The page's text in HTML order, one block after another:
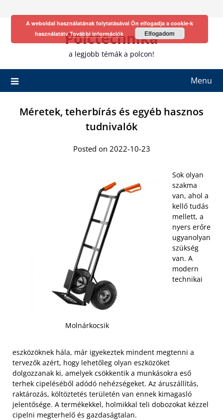
Polctechnika
a legjobb témák a polcon!
Menu
Méretek, teherbírás és egyéb hasznos
tudnivalók
Posted on 2022-10-23
Molnárkocsik
Sok olyan
szakma
van, ahol a
kellő tudás
mellett, a
nyers erőre
ugyanolyan
szükség
van. A
modern
technikai
eszközöknek hála, már igyekeztek mindent megtenni a
tervezők azért, hogy lehetőleg olyan eszközöket
dolgozzanak ki, amelyek csökkentik a munkásokra eső
terhek cipeléséből adódó nehézségeket. Az áruszállítás,
raktározás, költöztetés területén van ennek kimagasló
jelentősége. A termékekkel, holmikkal teli dobozokat kézzel
cipelni megterhelő és gazdaságtalan.
A weboldal használatának folytatásával Ön elfogadja a cookie-k
használatátvTovábbi információk Elfogadom